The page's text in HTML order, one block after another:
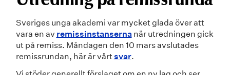
Sveriges unga akademi var mycket glada över att
vara en av remissinstansernanär utredningen gick
ut på remiss. Måndagen den 10 mars avslutades
remissrundan, här är vårtsvar.